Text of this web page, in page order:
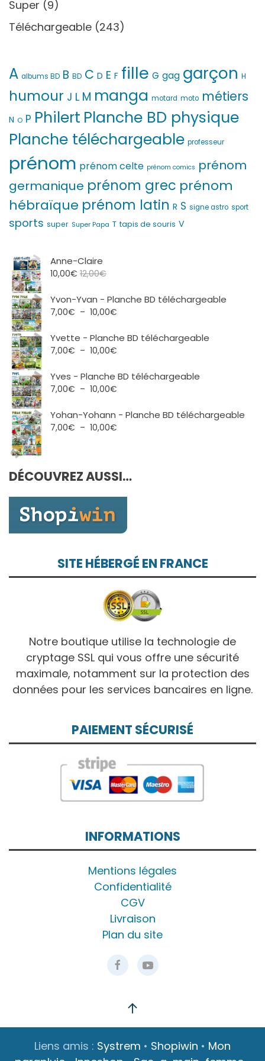
Super (9)
Téléchargeable (243)
A albums BD B BD C D E F fille G gag garçon H
humour J L M manga motard moto métiers
N O P Philert Planche BD physique
Planche téléchargeable professeur
prénom prénom celte prénom comics prénom
germanique prénom grec prénom
hébraïque prénom latin R S signe astro sport
sports super Super Papa T tapis de souris V
Anne-Claire
10,00€ 12,00€
Yvon-Yvan - Planche BD téléchargeable
7,00€ – 10,00€
prix :
10,00€
Yvette - Planche BD téléchargeable
7,00€ – 10,00€
prix :
10,00€
Yves - Planche BD téléchargeable
7,00€ – 10,00€
prix :
Yohan-Yohann - Planche BD téléchargeable
7,00€ – 10,00€
à
DÉCOUVREZ AUSSI…
SITE HÉBERGÉ EN FRANCE
Notre boutique utilise la technologie de
cryptage SSL qui vous offre une sécurité
maximale, notamment sur la protection des
données pour les services bancaires en ligne.
PAIEMENT SÉCURISÉ
INFORMATIONS
Mentions légales
Confidentialité
CGV
Livraison
Plan du site
Liens amis : Systrem • Shopiwin • Mon